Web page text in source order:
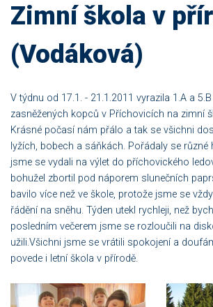
Zimní škola v
(Vodáková)
V týdnu od 17.1. - 21.1.2011 vyrazila 1.A a
zasněžených kopců v Příchovicích na zimní
Krásné počasí nám přálo a tak se všichni
lyžích, bobech a sáňkách. Pořádaly se různé
jsme se vydali na výlet do příchovického
bohužel zbortil pod náporem slunečních
bavilo více než ve škole, protože jsme se
řádění na sněhu. Týden utekl rychleji, než
posledním večerem jsme se rozloučili na
užili.Všichni jsme se vrátili spokojení a
povede i letní škola v přírodě.